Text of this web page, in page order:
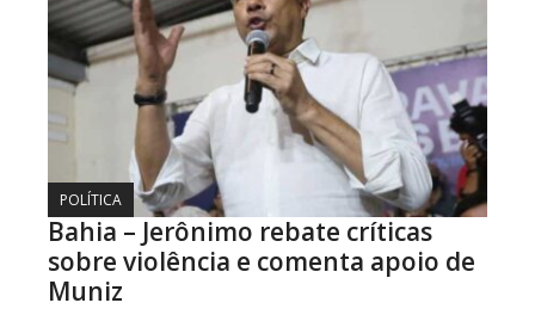
POLÍTICA
Bahia – Jerônimo rebate críticas
sobre violência e comenta apoio de
Muniz